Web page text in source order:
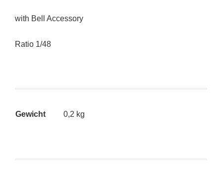
with Bell Accessory
Ratio 1/48
Gewicht 0,2 kg